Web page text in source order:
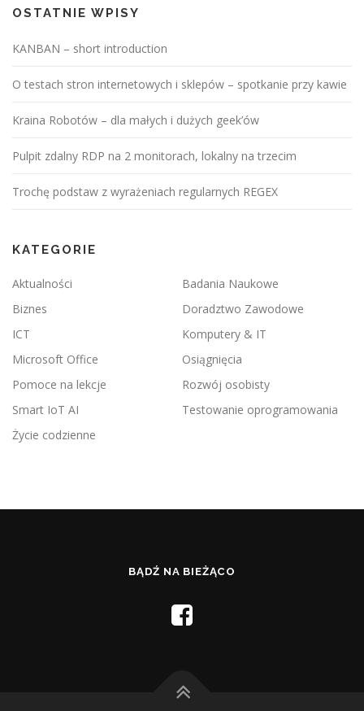
OSTATNIE WPISY
KANBAN – short introduction
O testach stron internetowych i sklepów – spotkanie przy kawie
Kraina Robotów – dla małych i dużych geek’ów
Pulpit zdalny RDP na 2 monitorach, lokalny na trzecim
Trochę podstaw z wyrażeniach regularnych REGEX
KATEGORIE
Aktualności
Badania Naukowe
Biznes
Doradztwo Zawodowe
ICT
Komputery & IT
Microsoft Office
Osiągnięcia
Pomoce na lekcje
Rozwój osobisty
Smart IoT AI
Testowanie oprogramowania
Życie codzienne
BĄDŹ NA BIEŻĄCO